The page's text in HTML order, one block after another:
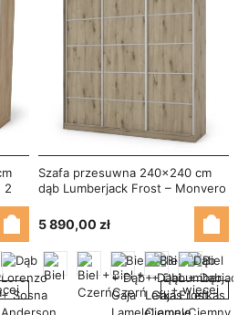
2
Szafa przesuwna 240x240 cm
dąb Lumberjack Frost – Monvero
5 890,00 zł
+ więcej